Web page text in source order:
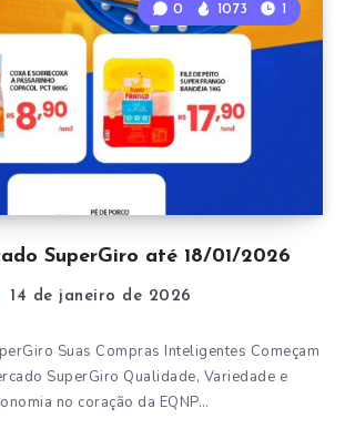
SuperGiro até 18/01/2026
0 1073 1
14 de janeiro de 2026
Suas Compras Inteligentes Começam
SuperGiro Qualidade, Variedade e
no coração da EQNP…